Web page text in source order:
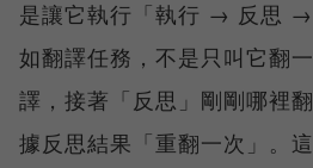
是讓它執行「執行 → 反思 →
如翻譯任務，不是只叫它翻
譯，接著「反思」剛剛哪裡
據反思結果「重翻一次」。